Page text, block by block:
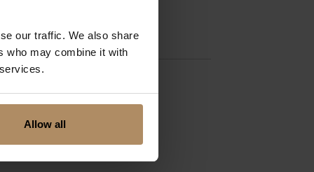
our traffic. We also share
who may combine it with
Allow all